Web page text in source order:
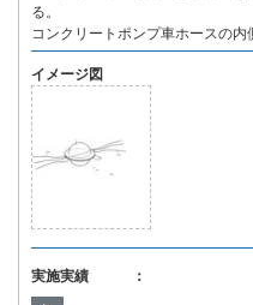
る。
コンクリートポンプ車ホースの
イメージ図
実施実績 ：